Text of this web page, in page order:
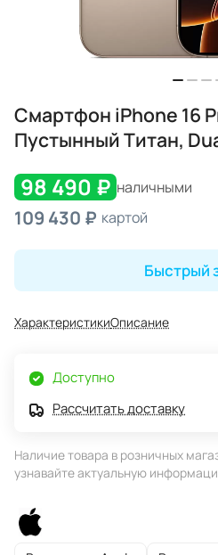
Смартфон iPhone 16
Пустынный Титан,
98 490 ₽ наличными
109 430 ₽ картой
Быстрый
ХарактеристикиОписание
Доступно
Рассчитать доставку
Наличие товара в розничных
узнавайте актуальную